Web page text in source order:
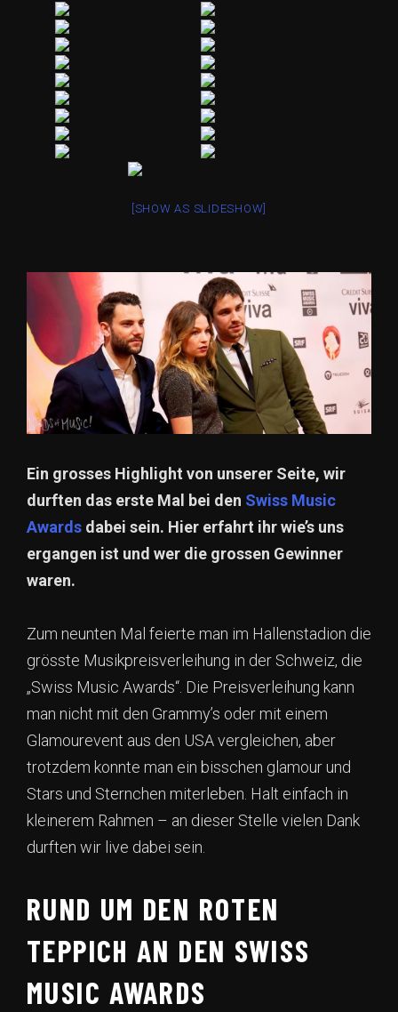
[SHOW AS SLIDESHOW]
Ein grosses Highlight von unserer Seite, wir
durften das erste Mal bei den Swiss Music
Awards dabei sein. Hier erfahrt ihr wie’s uns
ergangen ist und wer die grossen Gewinner
waren.
Zum neunten Mal feierte man im Hallenstadion die
grösste Musikpreisverleihung in der Schweiz, die
„Swiss Music Awards“. Die Preisverleihung kann
man nicht mit den Grammy’s oder mit einem
Glamourevent aus den USA vergleichen, aber
trotzdem konnte man ein bisschen glamour und
Stars und Sternchen miterleben. Halt einfach in
kleinerem Rahmen – an dieser Stelle vielen Dank
durften wir live dabei sein.
RUND UM DEN ROTEN
TEPPICH AN DEN SWISS
MUSIC AWARDS